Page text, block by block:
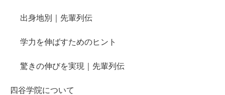
出身地別｜先輩列伝
学力を伸ばすためのヒント
驚きの伸びを実現｜先輩列伝
四谷学院について